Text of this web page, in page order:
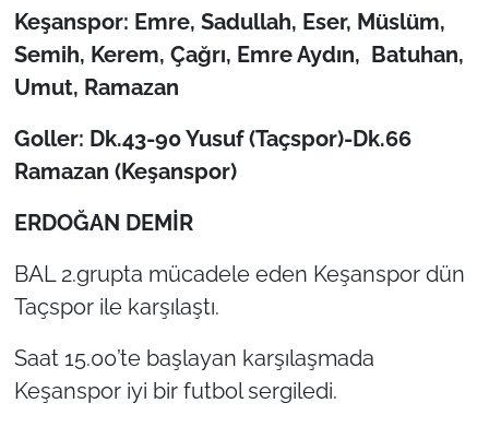
Keşanspor: Emre, Sadullah, Eser, Müslüm,
Semih, Kerem, Çağrı, Emre Aydın, Batuhan,
Umut, Ramazan
Goller: Dk.43-90 Yusuf (Taçspor)-Dk.66
Ramazan (Keşanspor)
ERDOĞAN DEMİR
BAL 2.grupta mücadele eden Keşanspor dün
Taçspor ile karşılaştı.
Saat 15.00’te başlayan karşılaşmada
Keşanspor iyi bir futbol sergiledi.
KIRKLARELİ
ÇANAKKALE
Bölge
Güvenlik
Genel
Politika
Flaş Haber